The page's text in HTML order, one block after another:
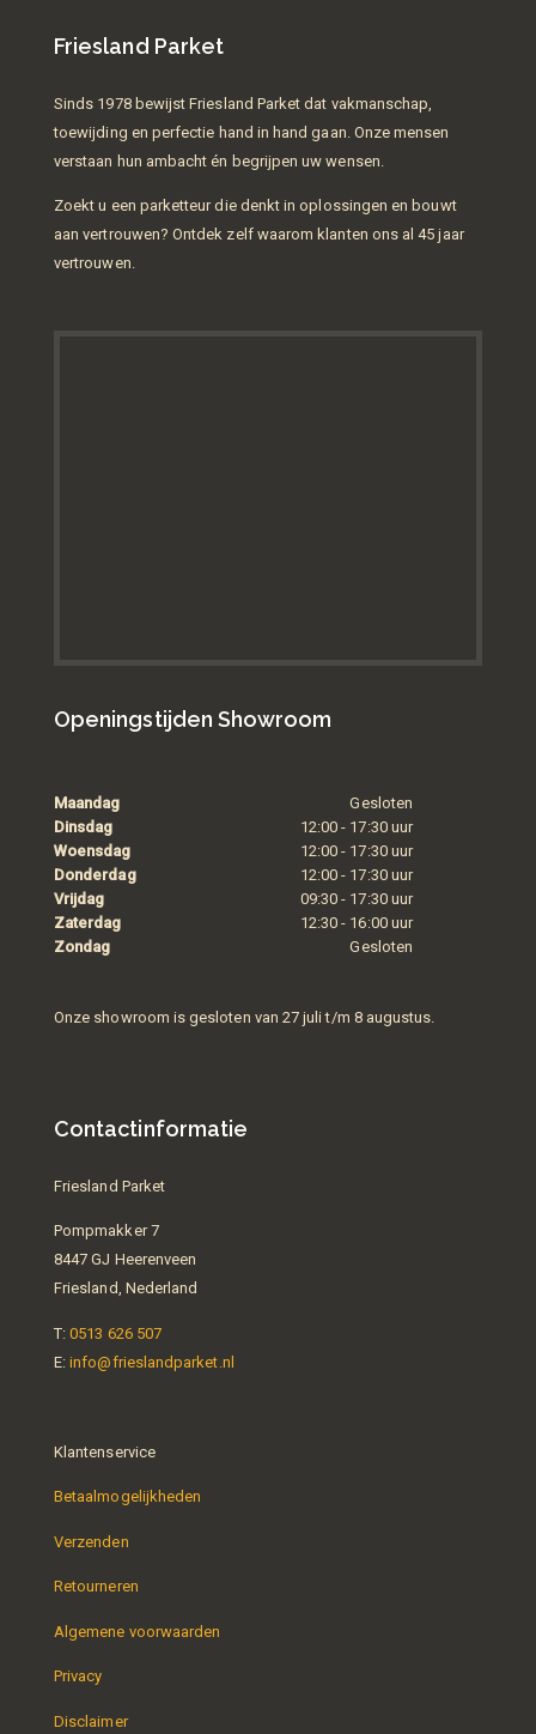
Friesland Parket
Sinds 1978 bewijst Friesland Parket dat vakmanschap,
toewijding en perfectie hand in hand gaan. Onze mensen
verstaan hun ambacht én begrijpen uw wensen.
Zoekt u een parketteur die denkt in oplossingen en bouwt
aan vertrouwen? Ontdek zelf waarom klanten ons al 45 jaar
vertrouwen.
Openingstijden Showroom
Maandag
Gesloten
Dinsdag
12:00 - 17:30 uur
Woensdag
12:00 - 17:30 uur
Donderdag
12:00 - 17:30 uur
Vrijdag
09:30 - 17:30 uur
Zaterdag
12:30 - 16:00 uur
Zondag
Gesloten
Onze showroom is gesloten van 27 juli t/m 8 augustus.
Contactinformatie
Friesland Parket
Pompmakker 7
8447 GJ Heerenveen
Friesland, Nederland
T:0513 626 507
E:info@frieslandparket.nl
Klantenservice
Betaalmogelijkheden
Verzenden
Retourneren
Algemene voorwaarden
Privacy
Disclaimer